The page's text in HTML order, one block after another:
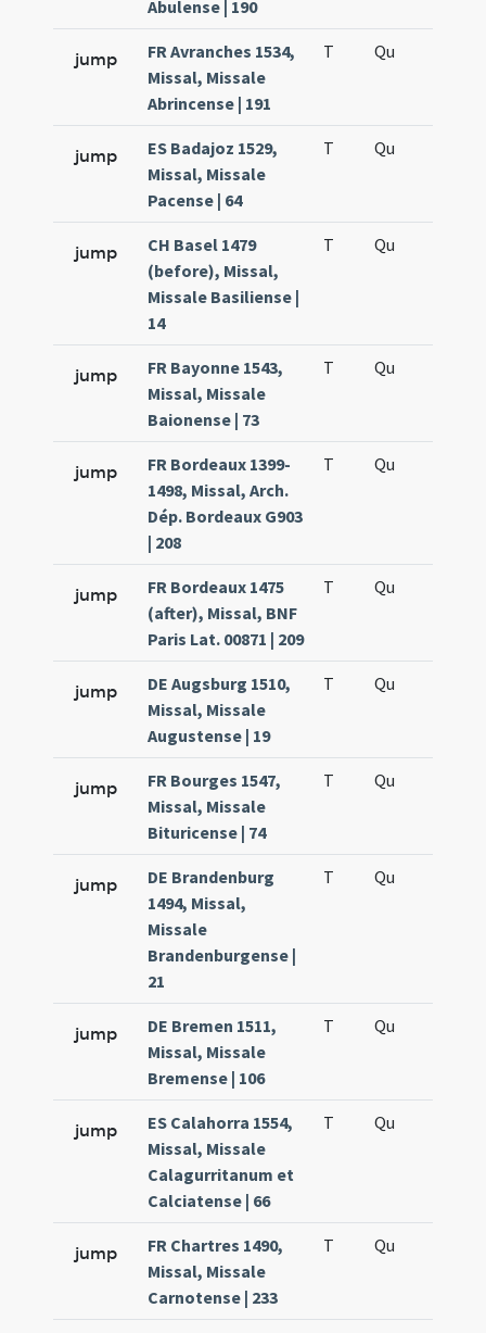
Abulense | 190
jump
FR Avranches 1534,
Missal, Missale
Abrincense | 191
T Qu
jump
ES Badajoz 1529,
Missal, Missale
Pacense | 64
T Qu
jump
CH Basel 1479
(before), Missal,
Missale Basiliense |
14
T Qu
jump
FR Bayonne 1543,
Missal, Missale
Baionense | 73
T Qu
jump
FR Bordeaux 1399-
1498, Missal, Arch.
Dép. Bordeaux G903
| 208
T Qu
jump
FR Bordeaux 1475
(after), Missal, BNF
Paris Lat. 00871 | 209
T Qu
jump
DE Augsburg 1510,
Missal, Missale
Augustense | 19
T Qu
jump
FR Bourges 1547,
Missal, Missale
Bituricense | 74
T Qu
jump
DE Brandenburg
1494, Missal,
Missale
Brandenburgense |
21
T Qu
jump
DE Bremen 1511,
Missal, Missale
Bremense | 106
T Qu
jump
ES Calahorra 1554,
Missal, Missale
Calagurritanum et
Calciatense | 66
T Qu
jump
FR Chartres 1490,
Missal, Missale
Carnotense | 233
T Qu